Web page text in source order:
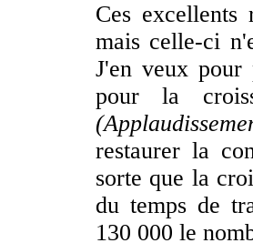
Ces excellents
mais celle-ci
J'en veux pour
pour la
restaurer la
sorte que la
du temps de
130 000 le